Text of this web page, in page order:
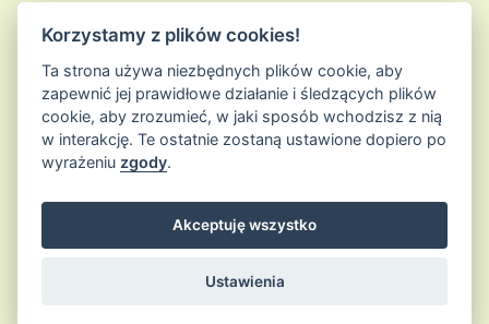
© 2026Sklep Ziołowa Wyspais proudly powered by
Entries (RSS) and Comments (RSS)
Korzystamy z plików cookies!
Ta strona używa niezbędnych plików cookie, aby
zapewnić jej prawidłowe działanie i śledzących plików
cookie, aby zrozumieć, w jaki sposób wchodzisz z nią
w interakcję. Te ostatnie zostaną ustawione dopiero po
wyrażeniu zgody.
Akceptuję wszystko
Ustawienia